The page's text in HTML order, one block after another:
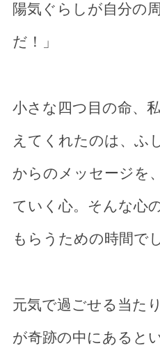
陽気ぐらしが自分の
だ！」
小さな四つ目の命、
えてくれたのは、ふ
からのメッセージを
ていく心。そんな心
もらうための時間で
元気で過ごせる当た
が奇跡の中にあると